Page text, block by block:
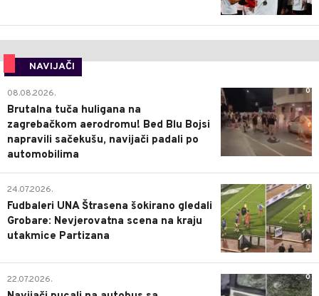
NAVIJAČI
0
08.08.2026.
Brutalna tuča huligana na
zagrebačkom aerodromu! Bed Blu Bojsi
napravili sačekušu, navijači padali po
automobilima
0
24.07.2026.
Fudbaleri UNA Štrasena šokirano gledali
Grobare: Nevjerovatna scena na kraju
utakmice Partizana
0
22.07.2026.